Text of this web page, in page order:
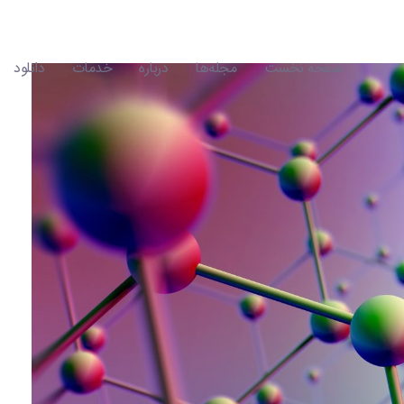
صفحه نخست مجله‌ها درباره خدمات دانلود